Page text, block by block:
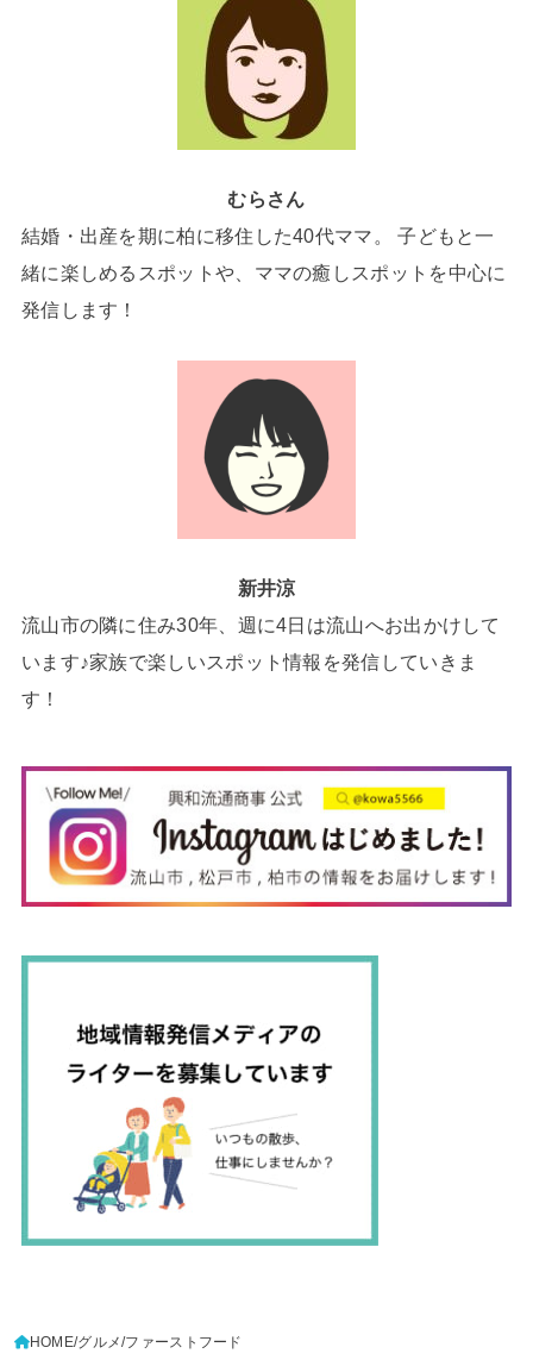
むらさん
結婚・出産を期に柏に移住した40代ママ。 子どもと一
緒に楽しめるスポットや、ママの癒しスポットを中心に
発信します！
新井涼
流山市の隣に住み30年、週に4日は流山へお出かけして
います♪家族で楽しいスポット情報を発信していきま
す！
HOME グルメ ファーストフード